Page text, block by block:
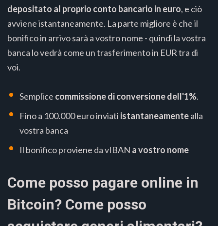
depositato al proprio conto bancario in euro, e ciò
avviene istantaneamente. La parte migliore è che il
bonifico in arrivo sarà a vostro nome - quindi la vostra
banca lo vedrà come un trasferimento in EUR tra di
voi.
Semplice commissione di conversione dell'1%.
Fino a 100.000 euro inviati istantaneamentealla
vostra banca
Il bonifico proviene da vIBAN a vostro nome
Come posso pagare online in
Bitcoin? Come posso